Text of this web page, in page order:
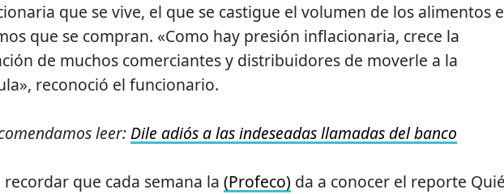
que se vive, el que se castigue el volumen de los alimentos e
que se compran. «Como hay presión inflacionaria, crece la
de muchos comerciantes y distribuidores de moverle a la
reconoció el funcionario.
leer:Dile adiós a las indeseadas llamadas del banco
recordar que cada semana la (Profeco) da a conocer el reporte